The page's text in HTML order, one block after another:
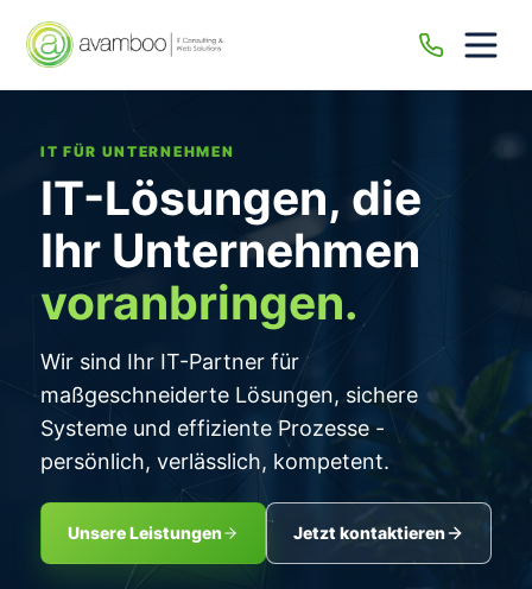
Menü
IT FÜR UNTERNEHMEN
IT-Lösungen, die
Ihr Unternehmen
voranbringen.
Wir sind Ihr IT-Partner für
maßgeschneiderte Lösungen, sichere
Systeme und effiziente Prozesse -
persönlich, verlässlich, kompetent.
Unsere Leistungen Jetzt kontaktieren